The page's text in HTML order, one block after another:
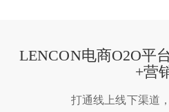
LENCON电商O2O平
+营
打通线上线下渠道